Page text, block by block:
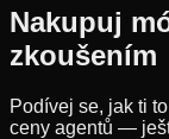
Nakupuj
zkoušením
Podívej se, jak ti
ceny agentů —